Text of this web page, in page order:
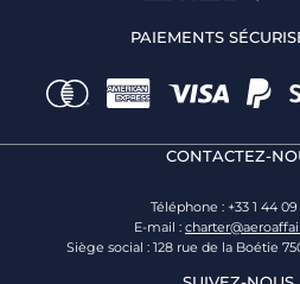
PAIEMENTS
CONTACTEZ-
Téléphone : +33 1 44 09
E-mail :
Siège social : 128 rue de la Boétie